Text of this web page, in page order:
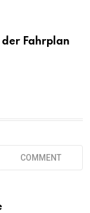
Fahrplan
COMMENT